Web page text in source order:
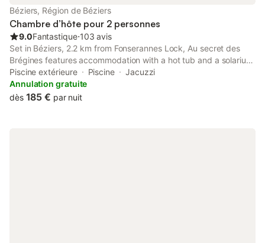
Béziers, Région de Béziers
Chambre d’hôte pour 2 personnes
9.0Fantastique⋅103 avis
Set in Béziers, 2.2 km from Fonserannes Lock, Au secret des
Brégines features accommodation with a hot tub and a solarium.
With garden views, this accommodation provides a terrace and
a swimming pool.
Piscine extérieure Piscine
Jacuzzi
Annulation gratuite
dès 185 € par nuit